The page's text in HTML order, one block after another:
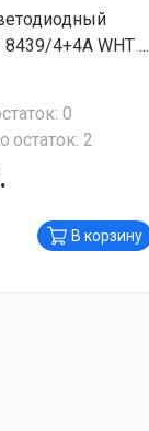
4+4A WHT ...
0
остаток: 2
В корзину